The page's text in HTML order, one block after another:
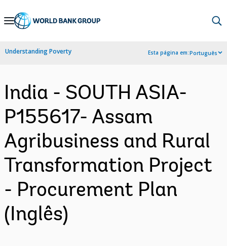
Skip
Navigation
Understanding Poverty Esta página em:Português
India - SOUTH ASIA-
P155617- Assam
Agribusiness and Rural
Transformation Project
- Procurement Plan
(Inglês)